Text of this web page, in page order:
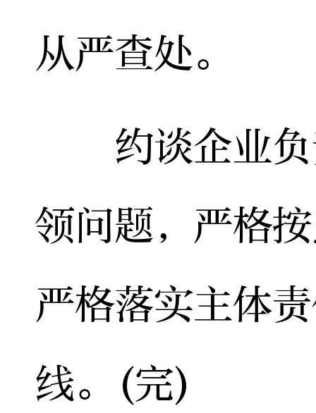
从严查处。
约谈企业负
领问题，严格
严格落实主体
线。(完)